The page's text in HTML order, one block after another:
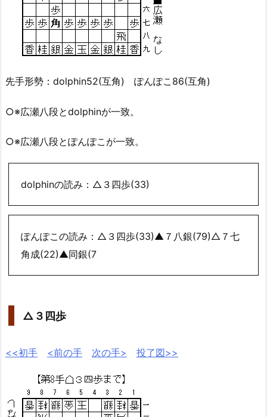
先手形勢：dolphin52(互角) ぽんぽこ86(互角)
○※広瀬八段とdolphinが一致。
○※広瀬八段とぽんぽこが一致。
dolphinの読み：△３四歩(33)
ぽんぽこの読み：△３四歩(33)▲７八銀(79)△７七
角成(22)▲同銀(7
△３四歩
<<初手 <前の手 次の手> 投了図>>